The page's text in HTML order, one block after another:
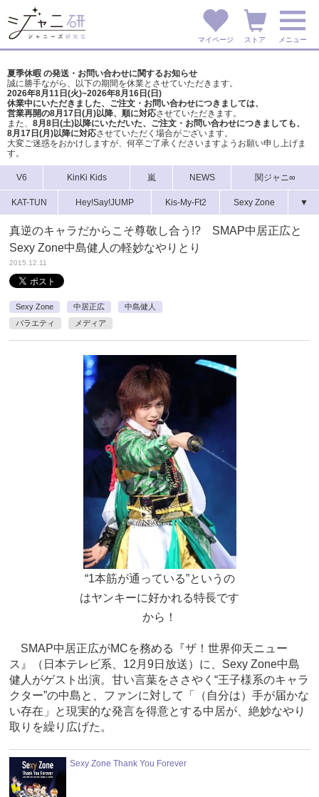
マイページ ストア メニュー
夏季休暇 の発送・お問い合わせに関するお知らせ
誠に勝手ながら、以下の期間を休業とさせていただきます。
2026年8月11日(火)~2026年8月16日(日)
休業中にいただきました、ご注文・お問い合わせにつきましては、
営業再開の8月17日(月)以降、順に対応させていただきます。
また、 8月8日(土)以降にいただいた、ご注文・ お問い合わせにつきましても、
8月17日(月)以降に対応させていただく場合がございます。
大変ご迷惑をおかけしますが、 何卒ご了承くださいますようお願い申し上げま
す。
V6 KinKi Kids 嵐 NEWS 関ジャニ∞
KAT-TUN Hey!Say!JUMP Kis-My-Ft2 Sexy Zone ▼
真逆のキャラだからこそ尊敬し合う!? SMAP中居正広と
Sexy Zone中島健人の軽妙なやりとり
2015.12.11
Sexy Zone 中居正広
中島健人
バラエティ
メディア
“1本筋が通っている”というの
はヤンキーに好かれる特長です
から！
SMAP中居正広がMCを務める『ザ！世界仰天ニュー
ス』（日本テレビ系、12月9日放送）に、Sexy Zone中島
健人がゲスト出演。甘い言葉をささやく“王子様系のキャラ
クター”の中島と、ファンに対して「（自分は）手が届かな
い存在」と現実的な発言を得意とする中居が、絶妙なやり
取りを繰り広げた。
Sexy Zone Thank You Forever